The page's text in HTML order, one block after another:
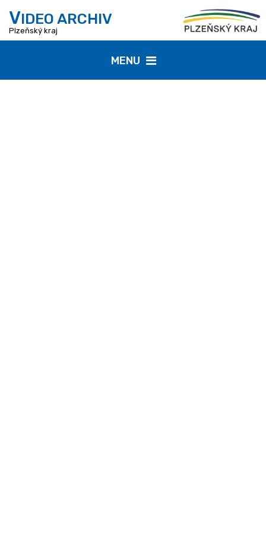
VIDEO ARCHIV
Plzeňský kraj
MENU